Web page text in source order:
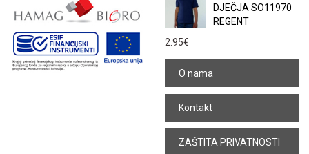
DJEČJA SO11970
REGENT
2.95€
O nama
Kontakt
ZAŠTITA PRIVATNOSTI